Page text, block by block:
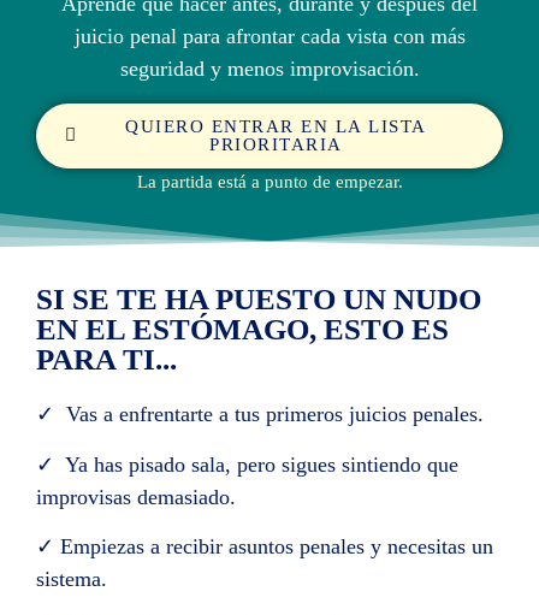
juicio penal para afrontar cada vista con más
seguridad y menos improvisación.
QUIERO ENTRAR EN LA LISTA
PRIORITARIA
La partida está a punto de empezar.
SI SE TE HA PUESTO UN NUDO
EN EL ESTÓMAGO, ESTO ES
PARA TI...
✓ Vas a enfrentarte a tus primeros juicios penales.
✓ Ya has pisado sala, pero sigues sintiendo que
improvisas demasiado.
✓ Empiezas a recibir asuntos penales y necesitas un
sistema.